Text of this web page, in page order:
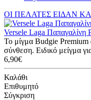
ΟΙ ΠΕΛΑΤΕΣ ΕΙΔΑΝ
Versele Laga Παπαγαλίνη
Το μίγμα Budgie Premium
σύνθεση. Ειδικό μείγμα
6,90€
Καλάθι
Επιθυμητό
Σύγκριση